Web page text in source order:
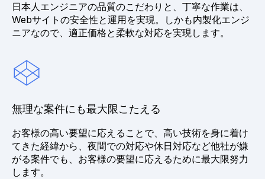
日本人エンジニアの品質のこだわりと、丁寧な作業は、
Webサイトの安全性と運用を実現。しかも内製化エンジ
ニアなので、適正価格と柔軟な対応を実現します。
無理な案件にも最大限こたえる
お客様の高い要望に応えることで、高い技術を身に着け
てきた経緯から、夜間での対応や休日対応など他社が嫌
がる案件でも、お客様の要望に応えるために最大限努力
します。